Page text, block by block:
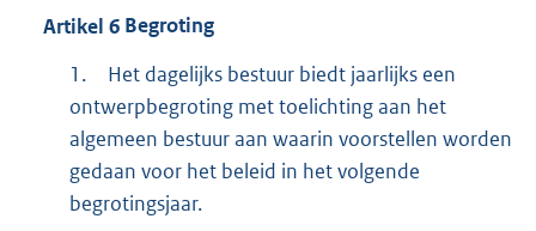
Artikel 6 Begroting
1.
Het dagelijks bestuur biedt jaarlijks een
ontwerpbegroting met toelichting aan het
algemeen bestuur aan waarin voorstellen worden
gedaan voor het beleid in het volgende
begrotingsjaar.